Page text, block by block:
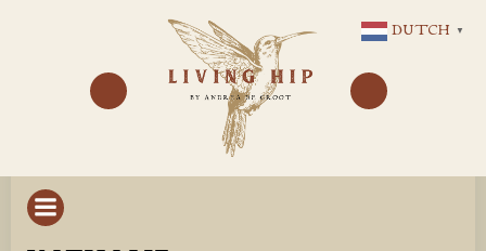
NAAR
DE
INHOUD
DUTCH ▼